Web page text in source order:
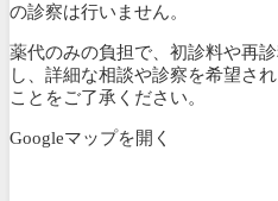
の診察は行いません。
薬代のみの負担で、初診料や再
し、詳細な相談や診察を希望さ
ことをご了承ください。
Googleマップを開く